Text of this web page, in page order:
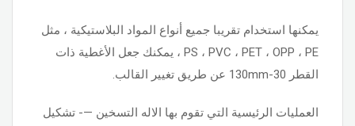
يمكنها استخدام تقريبا جميع أنواع المواد البلاستيكية ، مثل
PS ، PVC ، PET ، OPP ، PE ، يمكنك جعل الأغطية ذات
القطر 30-130mm عن طريق تغيير القالب.
العمليات الرئيسية التي تقوم بها الاله التسخين —- تشكيل